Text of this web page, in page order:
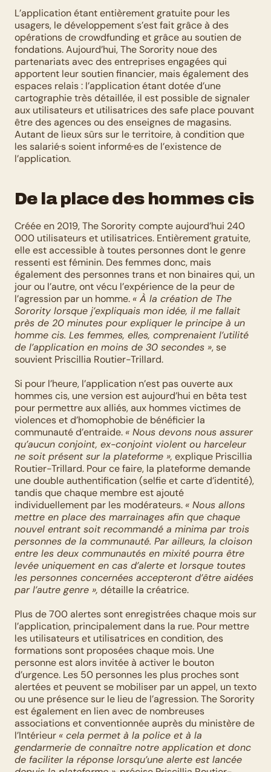
L’application étant entièrement gratuite pour les
usagers, le développement s’est fait grâce à des
opérations de crowdfunding et grâce au soutien de
fondations. Aujourd’hui, The Sorority noue des
partenariats avec des entreprises engagées qui
apportent leur soutien financier, mais également des
espaces relais : l’application étant dotée d’une
cartographie très détaillée, il est possible de signaler
aux utilisateurs et utilisatrices des safe place pouvant
être des agences ou des enseignes de magasins.
Autant de lieux sûrs sur le territoire, à condition que
les salarié·s soient informé·es de l’existence de
l’application.
De la place des hommes cis
Créée en 2019, The Sorority compte aujourd’hui 240
000 utilisateurs et utilisatrices. Entièrement gratuite,
elle est accessible à toutes personnes dont le genre
ressenti est féminin. Des femmes donc, mais
également des personnes trans et non binaires qui, un
jour ou l’autre, ont vécu l’expérience de la peur de
l’agression par un homme. « À la création de The
Sorority lorsque j’expliquais mon idée, il me fallait
près de 20 minutes pour expliquer le principe à un
homme cis. Les femmes, elles, comprenaient l’utilité
de l’application en moins de 30 secondes », se
souvient Priscillia Routier-Trillard.
Si pour l’heure, l’application n’est pas ouverte aux
hommes cis, une version est aujourd’hui en bêta test
pour permettre aux alliés, aux hommes victimes de
violences et d’homophobie de bénéficier la
communauté d’entraide. « Nous devons nous assurer
qu’aucun conjoint, ex-conjoint violent ou harceleur
ne soit présent sur la plateforme », explique Priscillia
Routier-Trillard. Pour ce faire, la plateforme demande
une double authentification (selfie et carte d’identité),
tandis que chaque membre est ajouté
individuellement par les modérateurs. « Nous allons
mettre en place des marrainages afin que chaque
nouvel entrant soit recommandé a minima par trois
personnes de la communauté. Par ailleurs, la cloison
entre les deux communautés en mixité pourra être
levée uniquement en cas d’alerte et lorsque toutes
les personnes concernées accepteront d’être aidées
par l’autre genre », détaille la créatrice.
Plus de 700 alertes sont enregistrées chaque mois sur
l’application, principalement dans la rue. Pour mettre
les utilisateurs et utilisatrices en condition, des
formations sont proposées chaque mois. Une
personne est alors invitée à activer le bouton
d’urgence. Les 50 personnes les plus proches sont
alertées et peuvent se mobiliser par un appel, un texto
ou une présence sur le lieu de l’agression. The Sorority
est également en lien avec de nombreuses
associations et conventionnée auprès du ministère de
l’Intérieur « cela permet à la police et à la
gendarmerie de connaître notre application et donc
de faciliter la réponse lorsqu’une alerte est lancée